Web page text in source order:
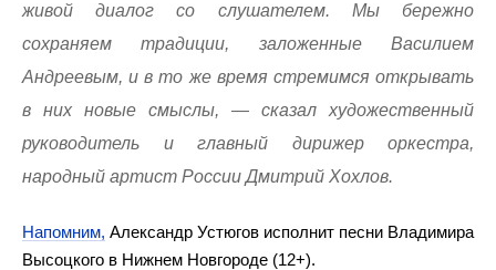
живой диалог со слушателем. Мы бережно
сохраняем традиции, заложенные Василием
Андреевым, и в то же время стремимся открывать
в них новые смыслы, — сказал художественный
руководитель и главный дирижер оркестра,
народный артист России Дмитрий Хохлов.
Напомним, Александр Устюгов исполнит песни Владимира
Высоцкого в Нижнем Новгороде (12+).